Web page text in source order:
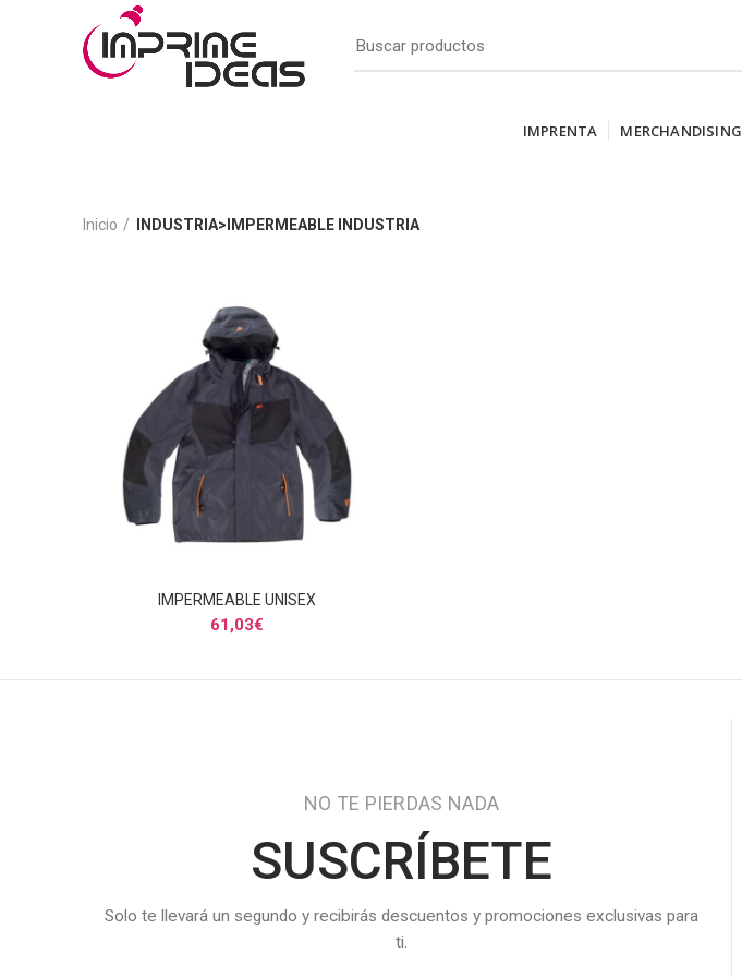
IMPRENTA MERCHANDISING
Inicio INDUSTRIA>IMPERMEABLE INDUSTRIA
SELECCIONAR OPCIONES
IMPERMEABLE UNISEX
61,03€
NO TE PIERDAS NADA
SUSCRÍBETE
Solo te llevará un segundo y recibirás descuentos y promociones exclusivas para
ti.